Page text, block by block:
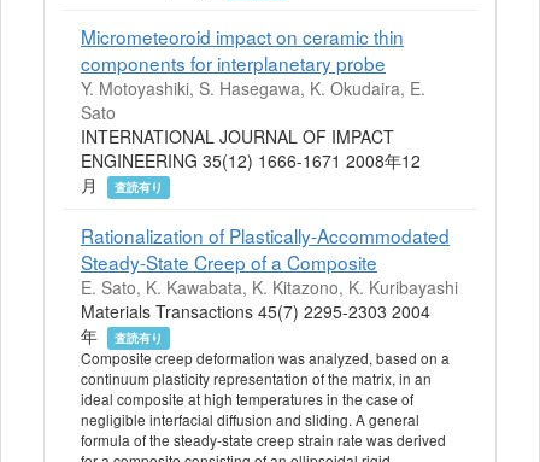
Micrometeoroid impact on ceramic thin
components for interplanetary probe
Y. Motoyashiki, S. Hasegawa, K. Okudaira, E.
Sato
INTERNATIONAL JOURNAL OF IMPACT
ENGINEERING 35(12) 1666-1671 2008年12
月
査読有り
Rationalization of Plastically-Accommodated
Steady-State Creep of a Composite
E. Sato, K. Kawabata, K. Kitazono, K. Kuribayashi
Materials Transactions 45(7) 2295-2303 2004
年
査読有り
Composite creep deformation was analyzed, based on a
continuum plasticity representation of the matrix, in an
ideal composite at high temperatures in the case of
negligible interfacial diffusion and sliding. A general
formula of the steady-state creep strain rate was derived